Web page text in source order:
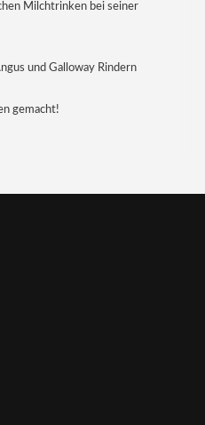
Milchtrinken bei seiner
und Galloway Rindern
gemacht!